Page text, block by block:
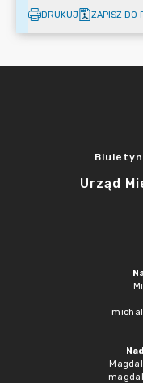
DRUKUJ ZAPISZ DO
Urząd